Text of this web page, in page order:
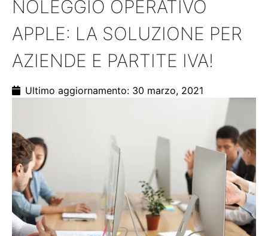
NOLEGGIO OPERATIVO
APPLE: LA SOLUZIONE PER
AZIENDE E PARTITE IVA!
Ultimo aggiornamento: 30 marzo, 2021